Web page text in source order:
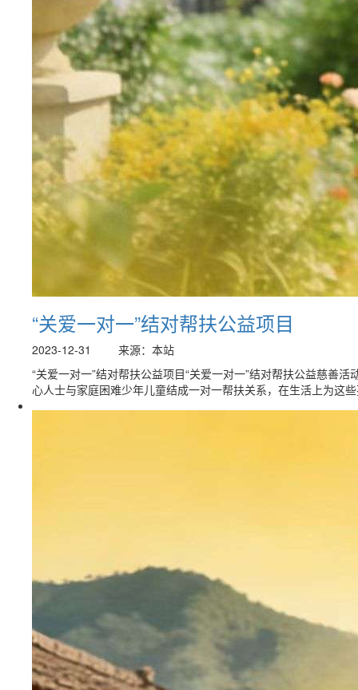
“关爱一对一”结对帮扶公益项目
2023-12-31
来源：本站
“关爱一对一”结对帮扶公益项目“关爱一对一”结对帮扶公益慈善
心人士与家庭困难少年儿童结成一对一帮扶关系，在生活上为这